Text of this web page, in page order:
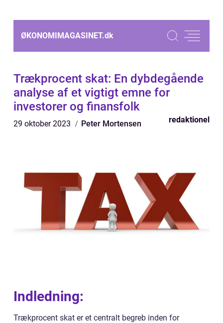
ØKONOMIMAGASINET.dk
Trækprocent skat: En dybdegående
analyse af et vigtigt emne for
investorer og finansfolk
29 oktober 2023 Peter Mortensen redaktionel
Indledning:
Trækprocent skat er et centralt begreb inden for